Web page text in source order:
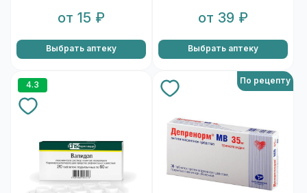
от 15 ₽
Выбрать аптеку
от 39 ₽
Выбрать аптеку
4.3 По рецепту